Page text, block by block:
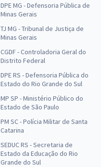
DPE MG - Defensoria Pública de
Minas Gerais
TJ MG - Tribunal de Justiça de
Minas Gerais
CGDF - Controladoria Geral do
Distrito Federal
DPE RS - Defensoria Pública do
Estado do Rio Grande do Sul
MP SP - Ministério Público do
Estado de São Paulo
PM SC - Polícia Militar de Santa
Catarina
SEDUC RS - Secretaria de
Estado da Educação do Rio
Grande do Sul